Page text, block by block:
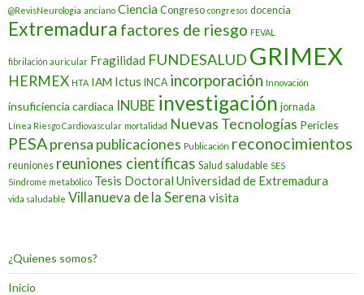
@RevisNeurologia anciano Ciencia Congreso congresos docencia
Extremadura factores de riesgo FEVAL
fibrilación auricular Fragilidad FUNDESALUD GRIMEX
HERMEX HTA IAM Ictus INCA incorporación Innovación
insuficiencia cardiaca INUBE investigación jornada
Línea Riesgo Cardiovascular mortalidad Nuevas Tecnologías Pericles
PESAprensa publicaciones Publicación reconocimientos
reuniones reuniones científicas Salud saludable SES
Síndrome metabólico Tesis Doctoral Universidad de Extremadura
vida saludable Villanueva de la Serena visita
¿Quienes somos?
Inicio